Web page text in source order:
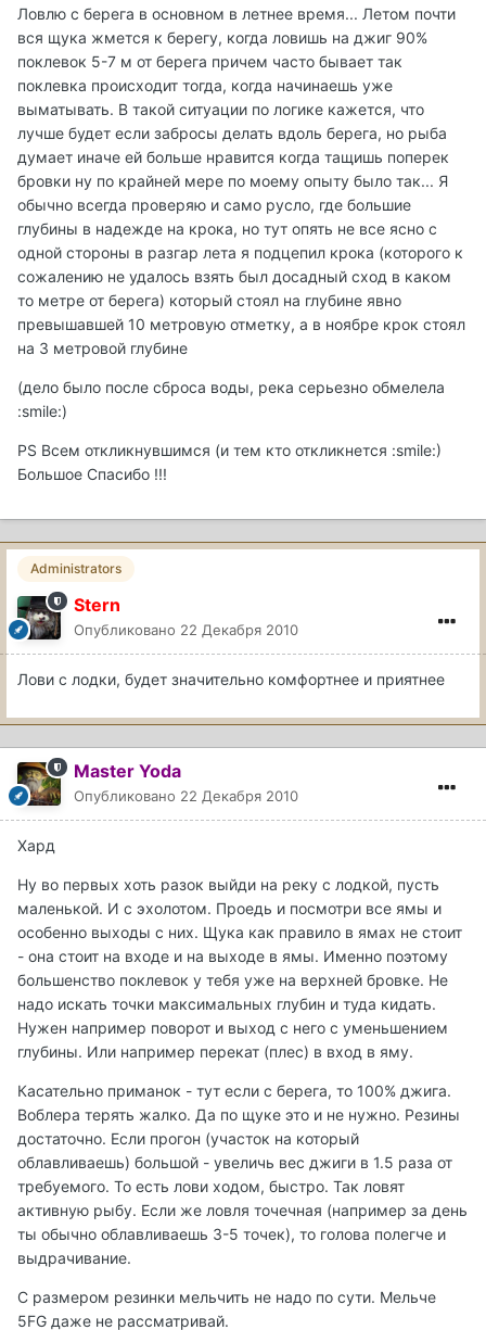
Ловлю с берега в основном в летнее время... Летом почти
вся щука жмется к берегу, когда ловишь на джиг 90%
поклевок 5-7 м от берега причем часто бывает так
поклевка происходит тогда, когда начинаешь уже
выматывать. В такой ситуации по логике кажется, что
лучше будет если забросы делать вдоль берега, но рыба
думает иначе ей больше нравится когда тащишь поперек
бровки ну по крайней мере по моему опыту было так... Я
обычно всегда проверяю и само русло, где большие
глубины в надежде на крока, но тут опять не все ясно с
одной стороны в разгар лета я подцепил крока (которого к
сожалению не удалось взять был досадный сход в каком
то метре от берега) который стоял на глубине явно
превышавшей 10 метровую отметку, а в ноябре крок стоял
на 3 метровой глубине
(дело было после сброса воды, река серьезно обмелела
:smile:)
PS Всем откликнувшимся (и тем кто откликнется :smile:)
Большое Спасибо !!!
Administrators
Stern
Опубликовано 22 Декабря 2010
Лови с лодки, будет значительно комфортнее и приятнее
Master Yoda
Опубликовано 22 Декабря 2010
Хард
Ну во первых хоть разок выйди на реку с лодкой, пусть
маленькой. И с эхолотом. Проедь и посмотри все ямы и
особенно выходы с них. Щука как правило в ямах не стоит
- она стоит на входе и на выходе в ямы. Именно поэтому
большенство поклевок у тебя уже на верхней бровке. Не
надо искать точки максимальных глубин и туда кидать.
Нужен например поворот и выход с него с уменьшением
глубины. Или например перекат (плес) в вход в яму.
Касательно приманок - тут если с берега, то 100% джига.
Воблера терять жалко. Да по щуке это и не нужно. Резины
достаточно. Если прогон (участок на который
облавливаешь) большой - увеличь вес джиги в 1.5 раза от
требуемого. То есть лови ходом, быстро. Так ловят
активную рыбу. Если же ловля точечная (например за день
ты обычно облавливаешь 3-5 точек), то голова полегче и
выдрачивание.
С размером резинки мельчить не надо по сути. Мельче
5FG даже не рассматривай.